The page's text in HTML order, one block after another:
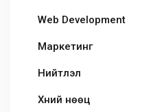
Web Development
Маркетинг
Нийтлэл
Хүний нөөц